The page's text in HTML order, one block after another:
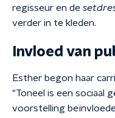
regisseur en de
verder in te kleden.
Invloed van
Esther begon haar
"Toneel is een sociaal
voorstelling